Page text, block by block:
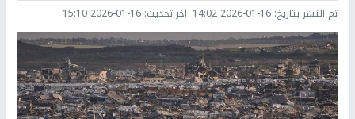
تم النشر بتاريخ: 2026-01-16 14:02 اخر تحديث: 2026-01-16 15:10